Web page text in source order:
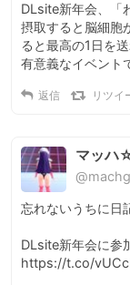
DLsite新年会、「
摂取すると脳細胞
ると最高の1日を
有意義なイベント
返信 リツイ
マッハ
忘れないうちに日
DLsite新年会に参
https://t.co/